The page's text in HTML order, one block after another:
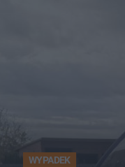
WYPADEK